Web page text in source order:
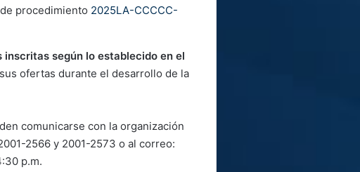
procedimiento 2025LA-CCCCC-
inscritas según lo establecido en el
ofertas durante el desarrollo de la
comunicarse con la organización
2566 y 2001-2573 o al correo:
p.m.